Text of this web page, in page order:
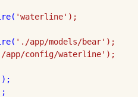
'waterline');
app/config/waterline');